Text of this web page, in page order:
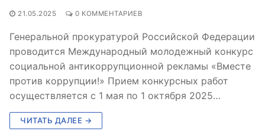
21.05.2025 0 КОММЕНТАРИЕВ
Генеральной прокуратурой Российской Федерации
проводится Международный молодежный конкурс
социальной антикоррупционной рекламы «Вместе
против коррупции!» Прием конкурсных работ
осуществляется с 1 мая по 1 октября 2025…
ЧИТАТЬ ДАЛЕЕ →